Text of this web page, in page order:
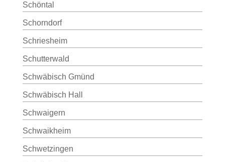
Schöntal
Schorndorf
Schriesheim
Schutterwald
Schwäbisch Gmünd
Schwäbisch Hall
Schwaigern
Schwaikheim
Schwetzingen